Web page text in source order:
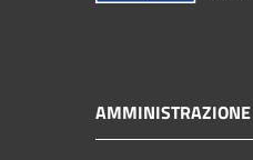
AMMINISTRAZIONE